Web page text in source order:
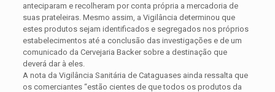
anteciparam e recolheram por conta própria a mercadoria de
suas prateleiras. Mesmo assim, a Vigilância determinou que
estes produtos sejam identificados e segregados nos próprios
estabelecimentos até a conclusão das investigações e de um
comunicado da Cervejaria Backer sobre a destinação que
deverá dar à eles.
A nota da Vigilância Sanitária de Cataguases ainda ressalta que
os comerciantes “estão cientes de que todos os produtos da